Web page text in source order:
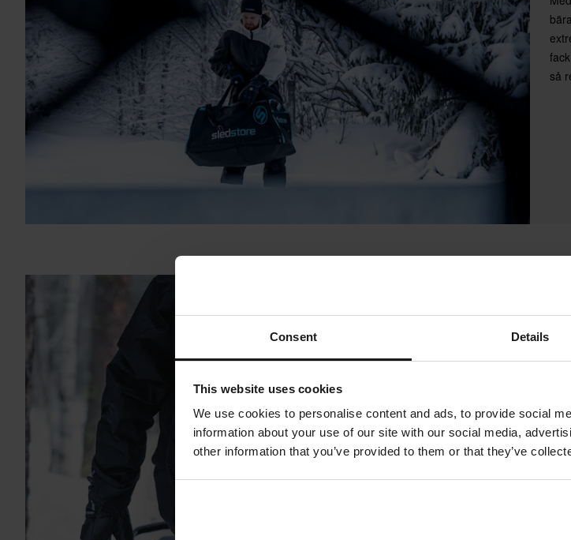
Consent Details
This website uses cookies
We use cookies to personalise content and ads, to provide social
information about your use of our site with our social media,
other information that you’ve provided to them or that they’ve
så